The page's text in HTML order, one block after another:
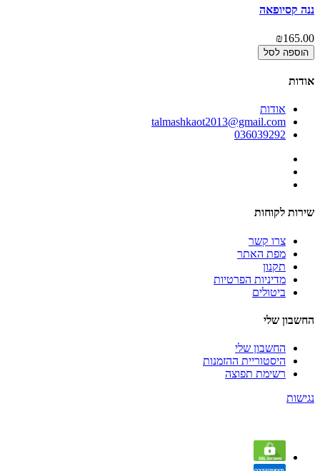
ננה קסיופאה
₪165.00
הוספה לסל
אודות
אודות
talmashkaot2013@gmail.com
036039292
שירות לקוחות
צרו קשר
מפת האתר
תקנון
מדיניות הפרטיות
ביטולים
החשבון שלי
החשבון שלי
היסטוריית ההזמנות
רשימת תפוצה
נגישות